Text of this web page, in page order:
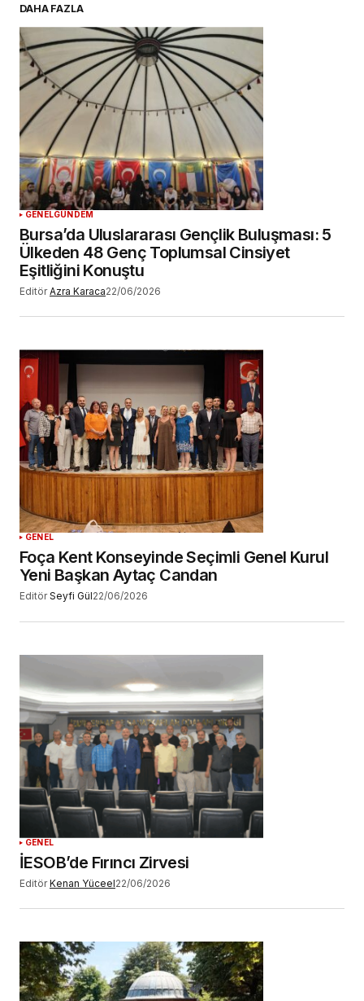
Daha sonraki yorumlarımda kullanılması için
adım, e-posta adresim ve site adresim bu
tarayıcıya kaydedilsin.
YORUM GÖNDER
DAHA FAZLA
GENELGÜNDEM
Bursa’da Uluslararası Gençlik Buluşması: 5
Ülkeden 48 Genç Toplumsal Cinsiyet
Eşitliğini Konuştu
Editör Azra Karaca22/06/2026
GENEL
Foça Kent Konseyinde Seçimli Genel Kurul
Yeni Başkan Aytaç Candan
Editör Seyfi Gül22/06/2026
GENEL
İESOB’de Fırıncı Zirvesi
Editör Kenan Yüceel22/06/2026